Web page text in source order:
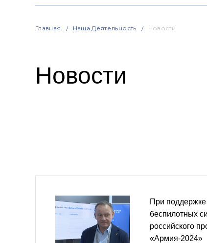
Главная Наша Деятельность Новости
Новости
При
беспилотных
российского
«Армия-2024»